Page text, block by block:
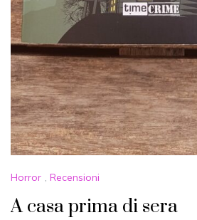
Horror , Recensioni
A casa prima di sera